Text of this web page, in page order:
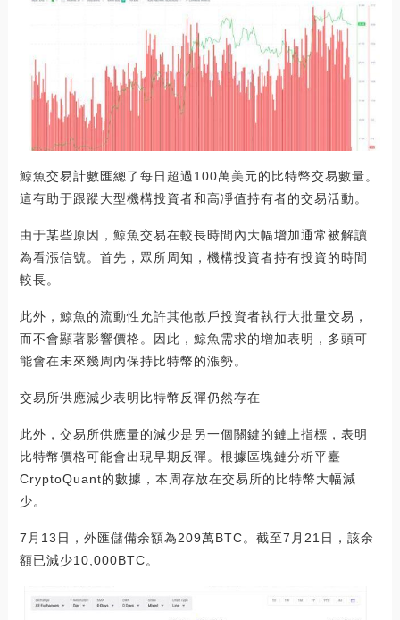
鯨魚交易計數匯總了每日超過100萬美元的比特幣交易數量。
這有助于跟蹤大型機構投資者和高凈值持有者的交易活動。
由于某些原因，鯨魚交易在較長時間內大幅增加通常被解讀
為看漲信號。首先，眾所周知，機構投資者持有投資的時間
較長。
此外，鯨魚的流動性允許其他散戶投資者執行大批量交易，
而不會顯著影響價格。因此，鯨魚需求的增加表明，多頭可
能會在未來幾周內保持比特幣的漲勢。
交易所供應減少表明比特幣反彈仍然存在
此外，交易所供應量的減少是另一個關鍵的鏈上指標，表明
比特幣價格可能會出現早期反彈。根據區塊鏈分析平臺
CryptoQuant的數據，本周存放在交易所的比特幣大幅減
少。
7月13日，外匯儲備余額為209萬BTC。截至7月21日，該余
額已減少10,000BTC。